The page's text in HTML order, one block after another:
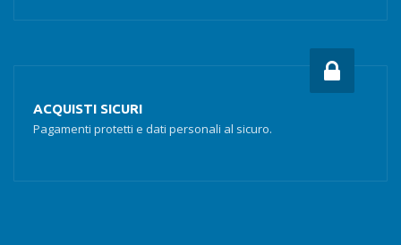
ACQUISTI SICURI
Pagamenti protetti e dati personali al sicuro.